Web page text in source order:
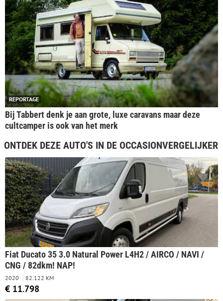
REPORTAGE
Bij Tabbert denk je aan grote, luxe caravans maar deze
cultcamper is ook van het merk
ONTDEK DEZE AUTO'S IN DE OCCASIONVERGELIJKER
Fiat Ducato 35 3.0 Natural Power L4H2 / AIRCO / NAVI /
CNG / 82dkm! NAP!
2020 82.122 KM
€ 11.798